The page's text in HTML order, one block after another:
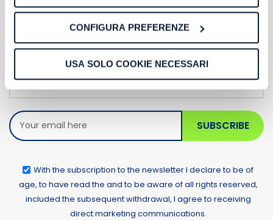
funzionamento del sito.
CONFIGURA PREFERENZE
USA SOLO COOKIE NECESSARI
Subscribe to our
Newsletter
SUBSCRIBE
With the subscription to the newsletter I declare to be of
age, to have read the and to be aware of all rights reserved,
included the subsequent withdrawal, I agree to receiving
direct marketing communications.